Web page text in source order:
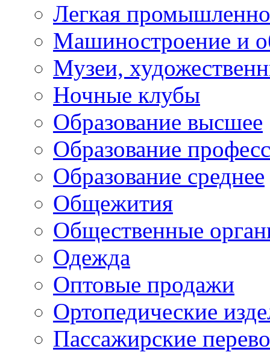
Легкая
Машиностроение и
Музеи,
Ночные клубы
Образование высшее
Образование
Образование среднее
Общежития
Общественные
Одежда
Оптовые продажи
Ортопедические
Пассажирские